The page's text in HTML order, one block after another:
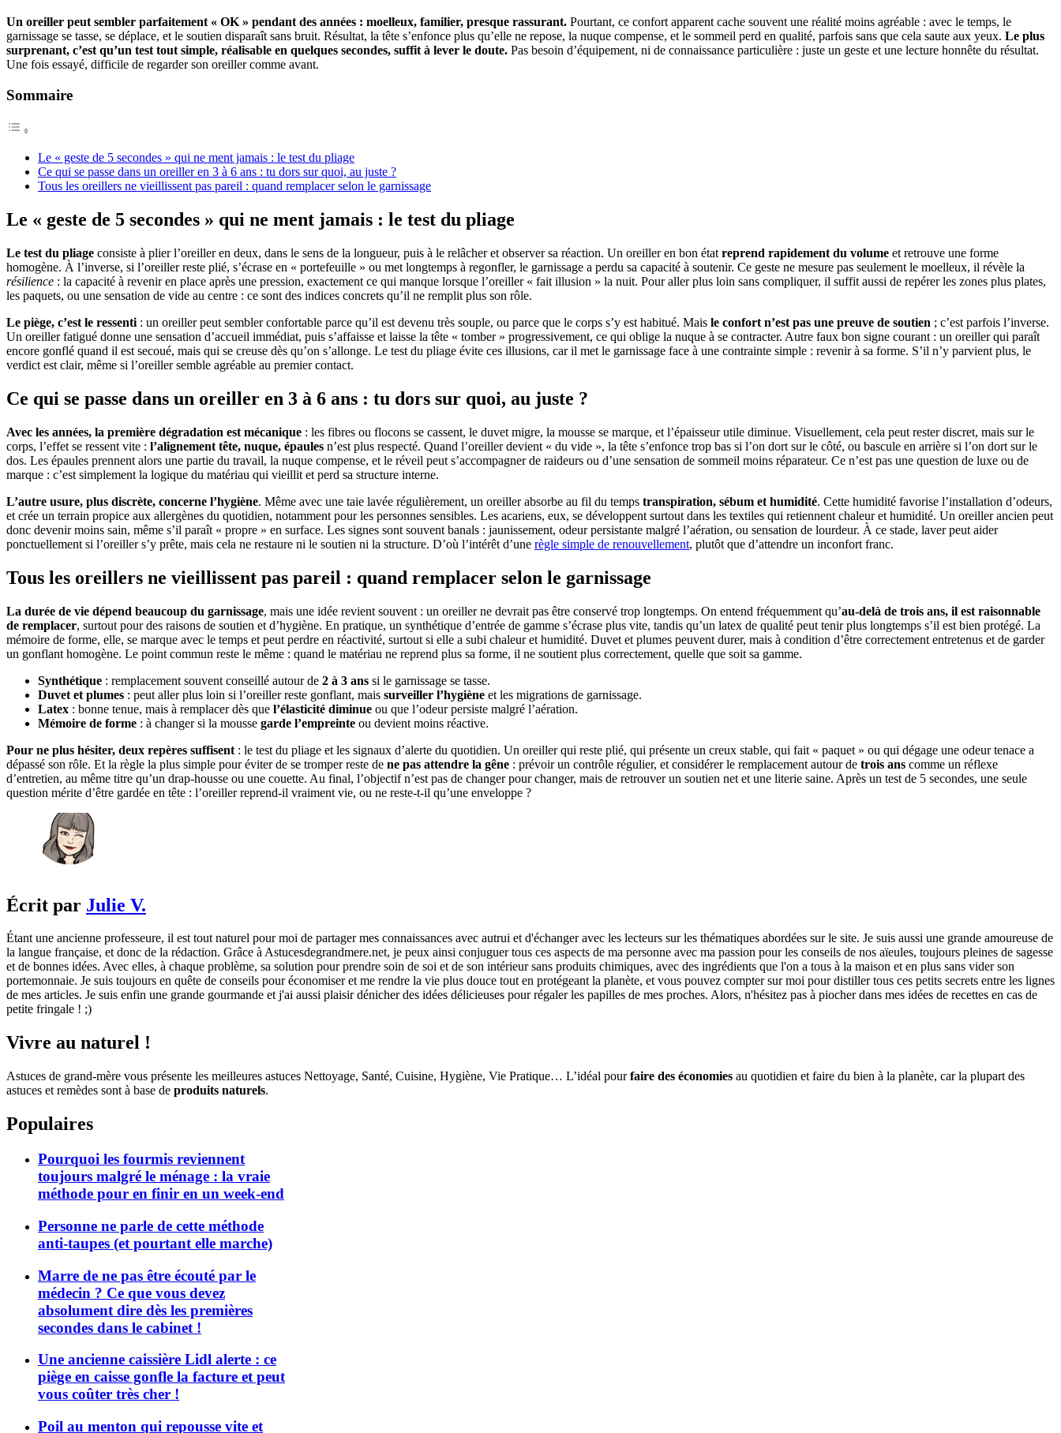
Un oreiller peut sembler parfaitement « OK » pendant des années : moelleux, familier, presque rassurant. Pourtant, ce confort apparent cache souvent une réalité moins agréable : avec le temps, le
garnissage se tasse, se déplace, et le soutien disparaît sans bruit. Résultat, la tête s’enfonce plus qu’elle ne repose, la nuque compense, et le sommeil perd en qualité, parfois sans que cela saute aux yeux. Le plus
surprenant, c’est qu’un test tout simple, réalisable en quelques secondes, suffit à lever le doute. Pas besoin d’équipement, ni de connaissance particulière : juste un geste et une lecture honnête du résultat.
Une fois essayé, difficile de regarder son oreiller comme avant.
Sommaire
Le « geste de 5 secondes » qui ne ment jamais : le test du pliage
Ce qui se passe dans un oreiller en 3 à 6 ans : tu dors sur quoi, au juste ?
Tous les oreillers ne vieillissent pas pareil : quand remplacer selon le garnissage
Le « geste de 5 secondes » qui ne ment jamais : le test du pliage
Le test du pliage consiste à plier l’oreiller en deux, dans le sens de la longueur, puis à le relâcher et observer sa réaction. Un oreiller en bon état reprend rapidement du volume et retrouve une forme
homogène. À l’inverse, si l’oreiller reste plié, s’écrase en « portefeuille » ou met longtemps à regonfler, le garnissage a perdu sa capacité à soutenir. Ce geste ne mesure pas seulement le moelleux, il révèle la
résilience : la capacité à revenir en place après une pression, exactement ce qui manque lorsque l’oreiller « fait illusion » la nuit. Pour aller plus loin sans compliquer, il suffit aussi de repérer les zones plus plates,
les paquets, ou une sensation de vide au centre : ce sont des indices concrets qu’il ne remplit plus son rôle.
Le piège, c’est le ressenti : un oreiller peut sembler confortable parce qu’il est devenu très souple, ou parce que le corps s’y est habitué. Mais le confort n’est pas une preuve de soutien ; c’est parfois l’inverse.
Un oreiller fatigué donne une sensation d’accueil immédiat, puis s’affaisse et laisse la tête « tomber » progressivement, ce qui oblige la nuque à se contracter. Autre faux bon signe courant : un oreiller qui paraît
encore gonflé quand il est secoué, mais qui se creuse dès qu’on s’allonge. Le test du pliage évite ces illusions, car il met le garnissage face à une contrainte simple : revenir à sa forme. S’il n’y parvient plus, le
verdict est clair, même si l’oreiller semble agréable au premier contact.
Ce qui se passe dans un oreiller en 3 à 6 ans : tu dors sur quoi, au juste ?
Avec les années, la première dégradation est mécanique : les fibres ou flocons se cassent, le duvet migre, la mousse se marque, et l’épaisseur utile diminue. Visuellement, cela peut rester discret, mais sur le
corps, l’effet se ressent vite : l’alignement tête, nuque, épaules n’est plus respecté. Quand l’oreiller devient « du vide », la tête s’enfonce trop bas si l’on dort sur le côté, ou bascule en arrière si l’on dort sur le
dos. Les épaules prennent alors une partie du travail, la nuque compense, et le réveil peut s’accompagner de raideurs ou d’une sensation de sommeil moins réparateur. Ce n’est pas une question de luxe ou de
marque : c’est simplement la logique du matériau qui vieillit et perd sa structure interne.
L’autre usure, plus discrète, concerne l’hygiène. Même avec une taie lavée régulièrement, un oreiller absorbe au fil du temps transpiration, sébum et humidité. Cette humidité favorise l’installation d’odeurs,
et crée un terrain propice aux allergènes du quotidien, notamment pour les personnes sensibles. Les acariens, eux, se développent surtout dans les textiles qui retiennent chaleur et humidité. Un oreiller ancien peut
donc devenir moins sain, même s’il paraît « propre » en surface. Les signes sont souvent banals : jaunissement, odeur persistante malgré l’aération, ou sensation de lourdeur. À ce stade, laver peut aider
ponctuellement si l’oreiller s’y prête, mais cela ne restaure ni le soutien ni la structure. D’où l’intérêt d’une règle simple de renouvellement, plutôt que d’attendre un inconfort franc.
Tous les oreillers ne vieillissent pas pareil : quand remplacer selon le garnissage
La durée de vie dépend beaucoup du garnissage, mais une idée revient souvent : un oreiller ne devrait pas être conservé trop longtemps. On entend fréquemment qu’au-delà de trois ans, il est raisonnable
de remplacer, surtout pour des raisons de soutien et d’hygiène. En pratique, un synthétique d’entrée de gamme s’écrase plus vite, tandis qu’un latex de qualité peut tenir plus longtemps s’il est bien protégé. La
mémoire de forme, elle, se marque avec le temps et peut perdre en réactivité, surtout si elle a subi chaleur et humidité. Duvet et plumes peuvent durer, mais à condition d’être correctement entretenus et de garder
un gonflant homogène. Le point commun reste le même : quand le matériau ne reprend plus sa forme, il ne soutient plus correctement, quelle que soit sa gamme.
Synthétique : remplacement souvent conseillé autour de 2 à 3 ans si le garnissage se tasse.
Duvet et plumes : peut aller plus loin si l’oreiller reste gonflant, mais surveiller l’hygiène et les migrations de garnissage.
Latex : bonne tenue, mais à remplacer dès que l’élasticité diminue ou que l’odeur persiste malgré l’aération.
Mémoire de forme : à changer si la mousse garde l’empreinte ou devient moins réactive.
Pour ne plus hésiter, deux repères suffisent : le test du pliage et les signaux d’alerte du quotidien. Un oreiller qui reste plié, qui présente un creux stable, qui fait « paquet » ou qui dégage une odeur tenace a
dépassé son rôle. Et la règle la plus simple pour éviter de se tromper reste de ne pas attendre la gêne : prévoir un contrôle régulier, et considérer le remplacement autour de trois ans comme un réflexe
d’entretien, au même titre qu’un drap-housse ou une couette. Au final, l’objectif n’est pas de changer pour changer, mais de retrouver un soutien net et une literie saine. Après un test de 5 secondes, une seule
question mérite d’être gardée en tête : l’oreiller reprend-il vraiment vie, ou ne reste-t-il qu’une enveloppe ?
Écrit par Julie V.
Étant une ancienne professeure, il est tout naturel pour moi de partager mes connaissances avec autrui et d'échanger avec les lecteurs sur les thématiques abordées sur le site. Je suis aussi une grande amoureuse de
la langue française, et donc de la rédaction. Grâce à Astucesdegrandmere.net, je peux ainsi conjuguer tous ces aspects de ma personne avec ma passion pour les conseils de nos aïeules, toujours pleines de sagesse
et de bonnes idées. Avec elles, à chaque problème, sa solution pour prendre soin de soi et de son intérieur sans produits chimiques, avec des ingrédients que l'on a tous à la maison et en plus sans vider son
portemonnaie. Je suis toujours en quête de conseils pour économiser et me rendre la vie plus douce tout en protégeant la planète, et vous pouvez compter sur moi pour distiller tous ces petits secrets entre les lignes
de mes articles. Je suis enfin une grande gourmande et j'ai aussi plaisir dénicher des idées délicieuses pour régaler les papilles de mes proches. Alors, n'hésitez pas à piocher dans mes idées de recettes en cas de
petite fringale ! ;)
Vivre au naturel !
Astuces de grand-mère vous présente les meilleures astuces Nettoyage, Santé, Cuisine, Hygiène, Vie Pratique… L’idéal pourfaire des économies au quotidien et faire du bien à la planète, car la plupart des
astuces et remèdes sont à base de produits naturels.
Populaires
Pourquoi les fourmis reviennent
toujours malgré le ménage : la vraie
méthode pour en finir en un week-end
Personne ne parle de cette méthode
anti-taupes (et pourtant elle marche)
Marre de ne pas être écouté par le
médecin ? Ce que vous devez
absolument dire dès les premières
secondes dans le cabinet !
Une ancienne caissière Lidl alerte : ce
piège en caisse gonfle la facture et peut
vous coûter très cher !
Poil au menton qui repousse vite et